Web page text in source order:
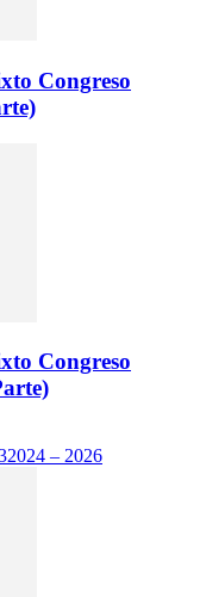
Congreso
Congreso
2024 – 2026